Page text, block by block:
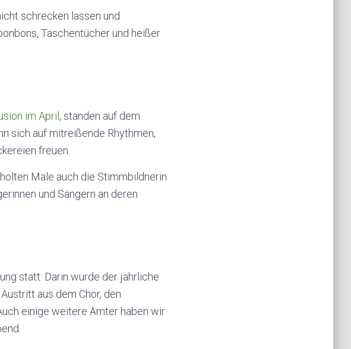
schrecken lassen und
Taschentücher und heißer
im April , standen auf dem
sich auf mitreißende Rhythmen,
freuen.
Male auch die Stimmbildnerin
und Sängern an deren
statt: Darin wurde der jährliche
aus dem Chor, den
einige weitere Ämter haben wir